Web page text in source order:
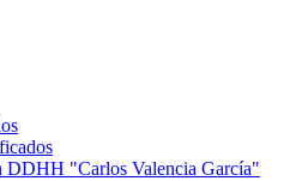
DDHH "Carlos Valencia García"